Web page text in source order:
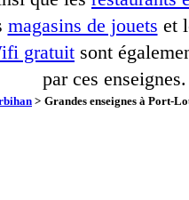
magasins de jouets et
gratuit sont
par ces enseignes.
> Grandes enseignes à Port-